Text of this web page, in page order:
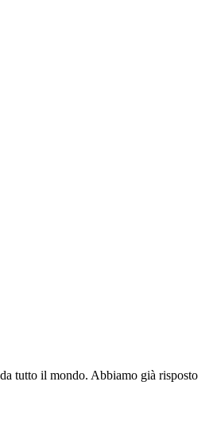
tutto il mondo. Abbiamo già risposto